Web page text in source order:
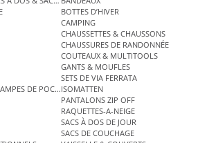
BOTTES D’HIVER
CAMPING
CHAUSSETTES & CHAUSSONS
CHAUSSURES DE RANDONNÉE
COUTEAUX & MULTITOOLS
GANTS & MOUFLES
SETS DE VIA FERRATA
DE POCHEISOMATTEN
PANTALONS ZIP OFF
RAQUETTES-A-NEIGE
SACS À DOS DE JOUR
SACS DE COUCHAGE